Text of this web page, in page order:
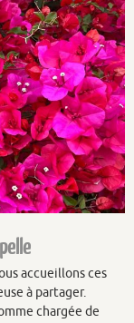
accueillons ces
à partager.
chargée de